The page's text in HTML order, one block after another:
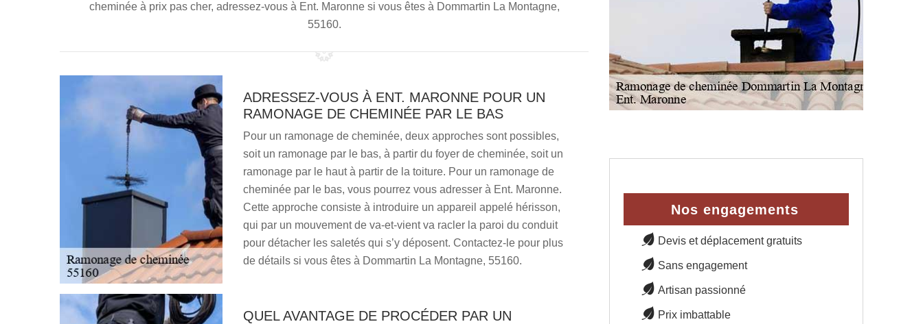
cheminée à prix pas cher, adressez-vous à Ent. Maronne si vous êtes à Dommartin La Montagne,
55160.
ADRESSEZ-VOUS À ENT. MARONNE POUR UN
RAMONAGE DE CHEMINÉE PAR LE BAS
Pour un ramonage de cheminée, deux approches sont possibles,
soit un ramonage par le bas, à partir du foyer de cheminée, soit un
ramonage par le haut à partir de la toiture. Pour un ramonage de
cheminée par le bas, vous pourrez vous adresser à Ent. Maronne.
Cette approche consiste à introduire un appareil appelé hérisson,
qui par un mouvement de va-et-vient va racler la paroi du conduit
pour détacher les saletés qui s’y déposent. Contactez-le pour plus
de détails si vous êtes à Dommartin La Montagne, 55160.
QUEL AVANTAGE DE PROCÉDER PAR UN
Nos engagements
Devis et déplacement gratuits
Sans engagement
Artisan passionné
Prix imbattable